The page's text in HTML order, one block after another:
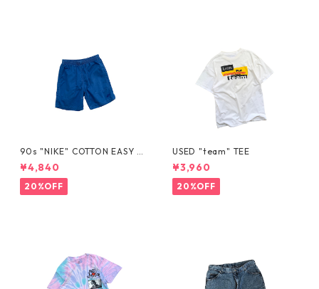
90s "NIKE" COTTON EASY S
HORTS
¥4,840
20%OFF
USED "team" TEE
¥3,960
20%OFF